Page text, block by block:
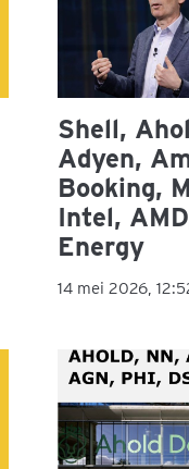
Shell,
Adyen,
Booking,
Intel,
Energy
14 mei 2026,